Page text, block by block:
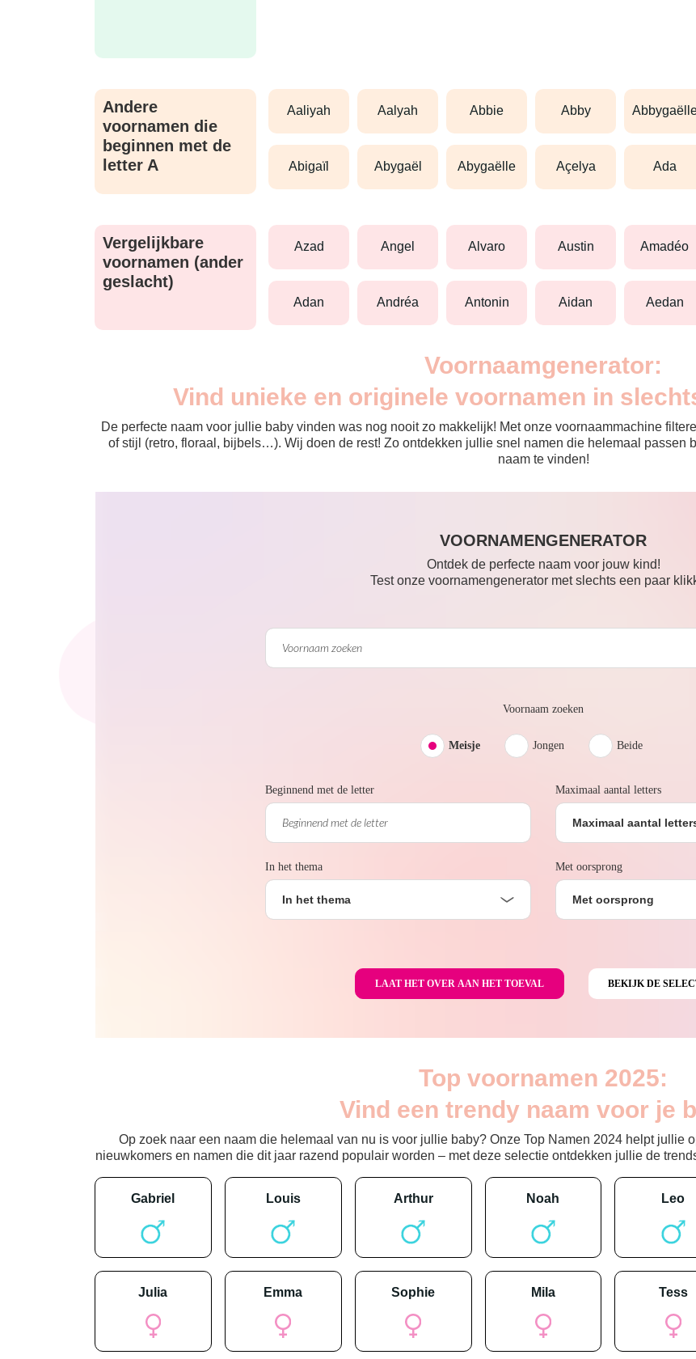
Andere
voornamen die
beginnen met de
letter A
aaliyah aalyah abbie abby
abigaïl abygaël abygaëlle açelya ada
Vergelijkbare
voornamen (ander
geslacht)
azad angel alvaro austin amadéo
adan andréa antonin aidan aedan
Voornaamgenerator:
Vind unieke en originele voornamen in
De perfecte naam voor jullie baby vinden was nog nooit zo makkelijk! Met onze voornaammachine
of stijl (retro, floraal, bijbels…). Wij doen de rest! Zo ontdekken jullie snel namen die helemaal passen
naam te vinden!
VOORNAMENGENERATOR
Ontdek de perfecte naam voor jouw kind!
Test onze voornamengenerator met slechts een paar
Voornaam zoeken
Meisje Jongen Beide
Beginnend met de letter Maximaal aantal letters
Maximaal aantal
In het thema
In het thema
Met oorsprong
Met oorsprong
Top voornamen 2025:
Vind een trendy naam voor je
Op zoek naar een naam die helemaal van nu is voor jullie baby? Onze Top Namen 2024 helpt jullie
nieuwkomers en namen die dit jaar razend populair worden – met deze selectie ontdekken jullie de
gabriel louis arthur noah leo
julia emma sophie mila tess